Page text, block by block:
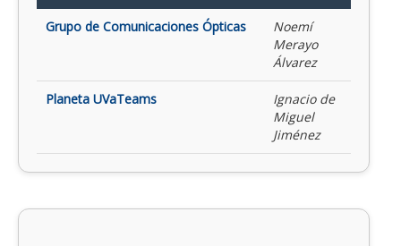
Grupo de Comunicaciones Ópticas
Noemí
Merayo
Álvarez
Planeta UVaTeams
Ignacio de
Miguel
Jiménez